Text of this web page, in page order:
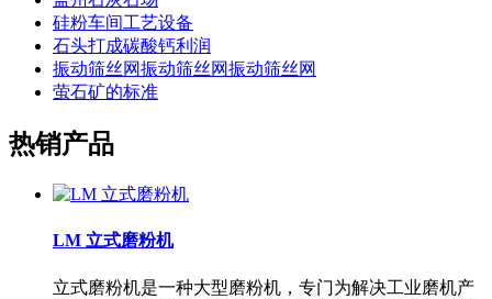
硅粉车间工艺设备
石头打成碳酸钙利润
振动筛丝网振动筛丝网振动筛丝网
萤石矿的标准
热销产品
LM 立式磨粉机
立式磨粉机是一种大型磨粉机，专门为解决工业磨机产